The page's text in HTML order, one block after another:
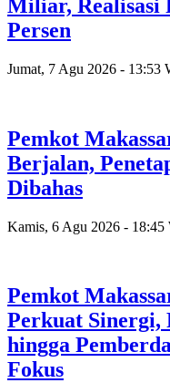
Miliar, Realisasi
Persen
Jumat, 7 Agu 2026 - 13:53
Pemkot
Berjalan,
Dibahas
Kamis, 6 Agu 2026 - 18:45
Pemkot
Perkuat Sinergi,
hingga
Fokus